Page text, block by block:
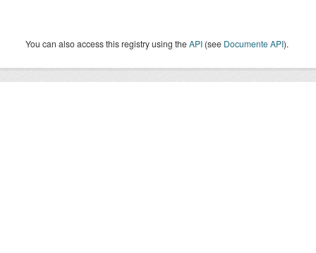
You can also access this registry using theAPI (see Documente API).